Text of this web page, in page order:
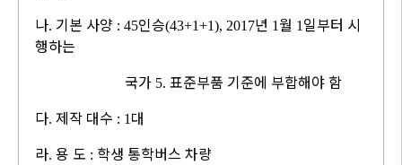
나. 기본 사양 : 45인승(43+1+1), 2017년 1월 1 일부터 시
행하는
국가 5. 표준부품 기준에 부합해야 함
다. 제작 대수 : 1 대
라. 용 도 : 학생 통학버스 차량